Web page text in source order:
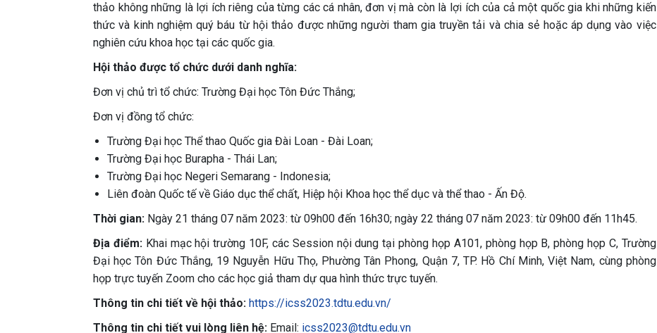
thảo không những là lợi ích riêng của từng các cá nhân, đơn vị mà còn là lợi ích của cả một quốc gia khi những kiến
thức và kinh nghiệm quý báu từ hội thảo được những người tham gia truyền tải và chia sẻ hoặc áp dụng vào việc
nghiên cứu khoa học tại các quốc gia.
Hội thảo được tổ chức dưới danh nghĩa:
Đơn vị chủ trì tổ chức: Trường Đại học Tôn Đức Thắng;
Đơn vị đồng tổ chức:
Trường Đại học Thể thao Quốc gia Đài Loan - Đài Loan;
Trường Đại học Burapha - Thái Lan;
Trường Đại học Negeri Semarang - Indonesia;
Liên đoàn Quốc tế về Giáo dục thể chất, Hiệp hội Khoa học thể dục và thể thao - Ấn Độ.
Thời gian: Ngày 21 tháng 07 năm 2023: từ 09h00 đến 16h30; ngày 22 tháng 07 năm 2023: từ 09h00 đến 11h45.
Địa điểm: Khai mạc hội trường 10F, các Session nội dung tại phòng họp A101, phòng họp B, phòng họp C, Trường
Đại học Tôn Đức Thắng, 19 Nguyễn Hữu Thọ, Phường Tân Phong, Quận 7, TP. Hồ Chí Minh, Việt Nam, cùng phòng
họp trực tuyến Zoom cho các học giả tham dự qua hình thức trực tuyến.
Thông tin chi tiết về hội thảo: https://icss2023.tdtu.edu.vn/
Thông tin chi tiết vui lòng liên hệ: Email: icss2023@tdtu.edu.vn